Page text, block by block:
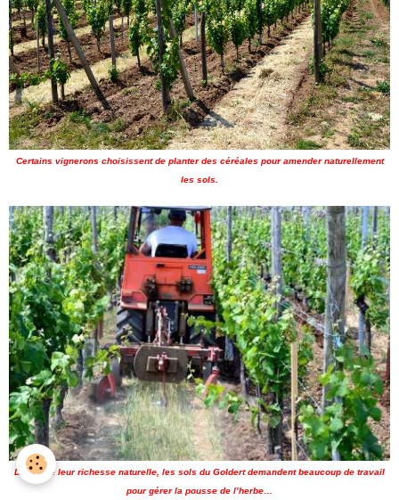
Certains vignerons choisissent de planter des céréales pour amender naturellement
les sols.
Du fait de leur richesse naturelle, les sols du Goldert demandent beaucoup de travail
pour gérer la pousse de l’herbe…